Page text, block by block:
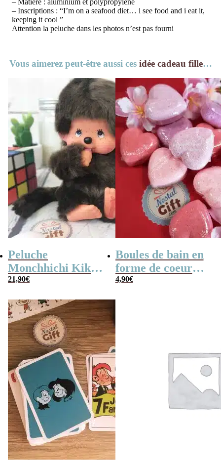
– Matière : aluminium et polypropylène
– Inscriptions : “I’m on a seafood diet… i see food and i eat it,
keeping it cool ”
Attention la peluche dans les photos n’est pas fourni
Vous aimerez peut-être aussi ces idée cadeau fille…
Peluche
Monchhichi Kiki
l’original (20 cm)
21,90€
Boules de bain en
forme de coeur
x10
4,90€